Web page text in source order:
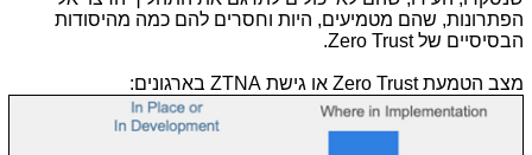
הפתרונות, שהם מטמיעים, היות וחסרים להם כמה מהיסודות
הבסיסיים שלZero Trust
.
מצב הטמעתZero Trust או גישת ZTNA בארגונים: